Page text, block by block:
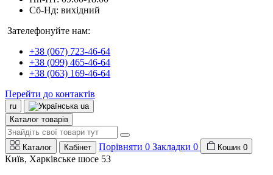
Сб-Нд: вихідний
Зателефонуйте нам:
+38 (067) 723-46-64
+38 (099) 465-46-64
+38 (063) 169-46-64
Перейти до контактів
ru
ua
Каталог товарів
Каталог Кабінет Порівняти 0 Закладки 0 Кошик 0
Київ, Харківське шосе 53